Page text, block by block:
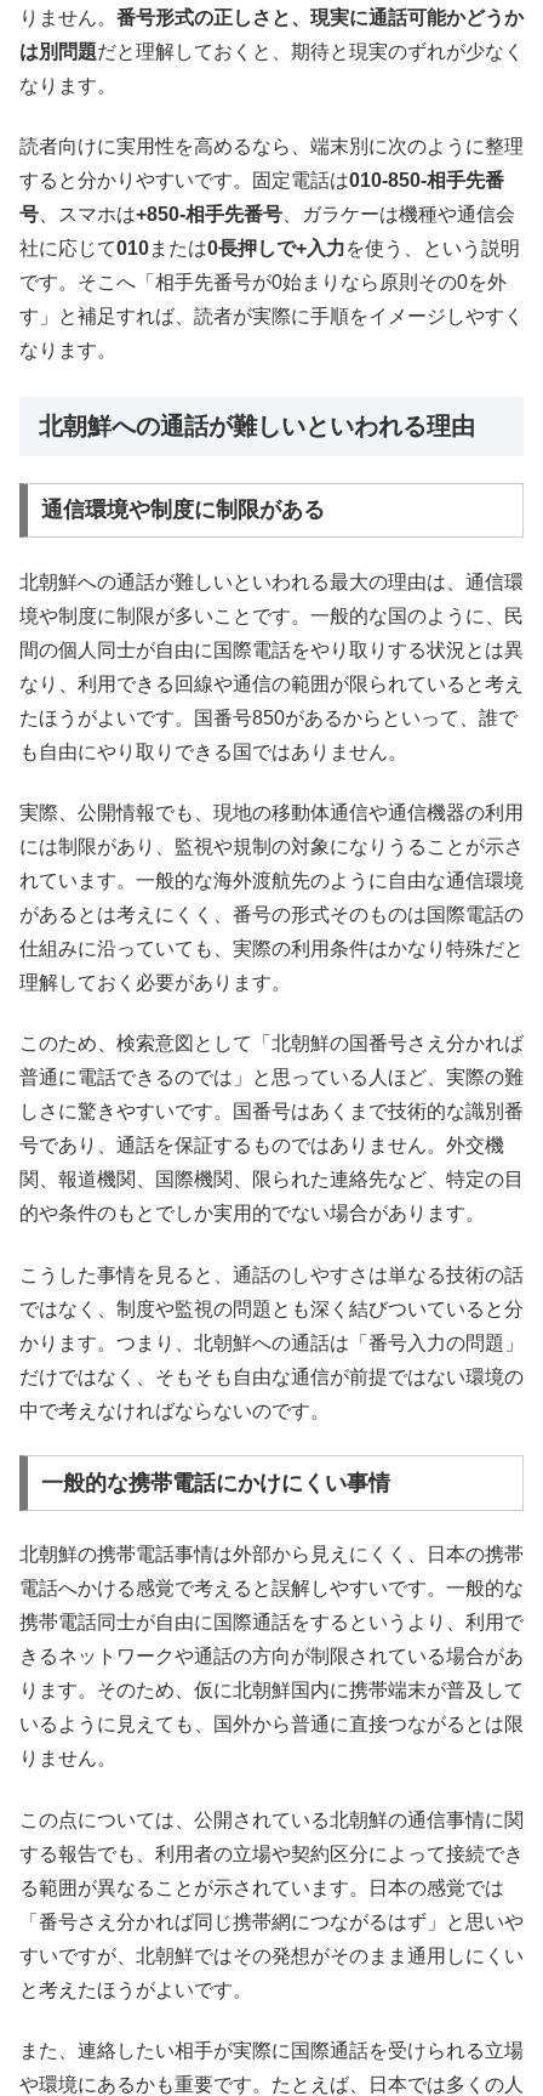
りません。 番号形式の正しさと、現実に通話可能かどうか
は別問題だと理解しておくと、期待と現実のずれが少なく
なります。
読者向けに実用性を高めるなら、端末別に次のように整理
すると分かりやすいです。固定電話は010-850-相手先番
号 、スマホは+850-相手先番号 、ガラケーは機種や通信会
社に応じて010または0長押しで+入力を使う、という説明
です。そこへ「相手先番号が0始まりなら原則その0を外
す」と補足すれば、読者が実際に手順をイメージしやすく
なります。
北朝鮮への通話が難しいといわれる理由
通信環境や制度に制限がある
北朝鮮への通話が難しいといわれる最大の理由は、通信環
境や制度に制限が多いことです。一般的な国のように、民
間の個人同士が自由に国際電話をやり取りする状況とは異
なり、利用できる回線や通信の範囲が限られていると考え
たほうがよいです。国番号850があるからといって、誰で
も自由にやり取りできる国ではありません。
実際、公開情報でも、現地の移動体通信や通信機器の利用
には制限があり、監視や規制の対象になりうることが示さ
れています。一般的な海外渡航先のように自由な通信環境
があるとは考えにくく、番号の形式そのものは国際電話の
仕組みに沿っていても、実際の利用条件はかなり特殊だと
理解しておく必要があります。
このため、検索意図として「北朝鮮の国番号さえ分かれば
普通に電話できるのでは」と思っている人ほど、実際の難
しさに驚きやすいです。国番号はあくまで技術的な識別番
号であり、通話を保証するものではありません。外交機
関、報道機関、国際機関、限られた連絡先など、特定の目
的や条件のもとでしか実用的でない場合があります。
こうした事情を見ると、通話のしやすさは単なる技術の話
ではなく、制度や監視の問題とも深く結びついていると分
かります。つまり、北朝鮮への通話は「番号入力の問題」
だけではなく、そもそも自由な通信が前提ではない環境の
中で考えなければならないのです。
一般的な携帯電話にかけにくい事情
北朝鮮の携帯電話事情は外部から見えにくく、日本の携帯
電話へかける感覚で考えると誤解しやすいです。一般的な
携帯電話同士が自由に国際通話をするというより、利用で
きるネットワークや通話の方向が制限されている場合があ
ります。そのため、仮に北朝鮮国内に携帯端末が普及して
いるように見えても、国外から普通に直接つながるとは限
りません。
この点については、公開されている北朝鮮の通信事情に関
する報告でも、利用者の立場や契約区分によって接続でき
る範囲が異なることが示されています。日本の感覚では
「番号さえ分かれば同じ携帯網につながるはず」と思いや
すいですが、北朝鮮ではその発想がそのまま通用しにくい
と考えたほうがよいです。
また、連絡したい相手が実際に国際通話を受けられる立場
や環境にあるかも重要です。たとえば、日本では多くの人